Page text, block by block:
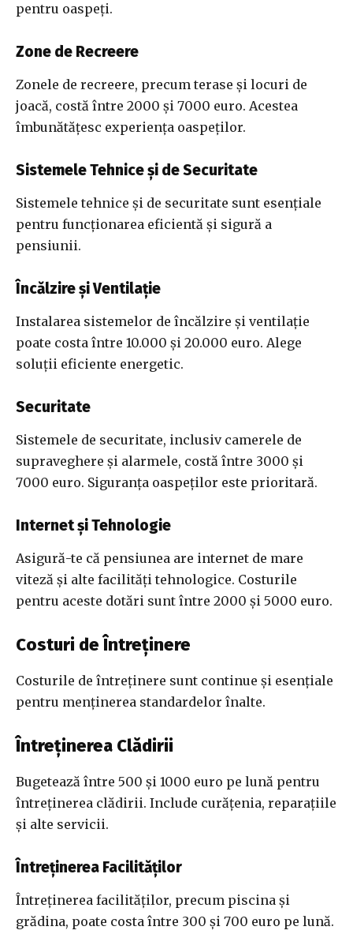
pentru oaspeți.
Zone de Recreere
Zonele de recreere, precum terase și locuri de
joacă, costă între 2000 și 7000 euro. Acestea
îmbunătățesc experiența oaspeților.
Sistemele Tehnice și de Securitate
Sistemele tehnice și de securitate sunt esențiale
pentru funcționarea eficientă și sigură a
pensiunii.
Încălzire și Ventilație
Instalarea sistemelor de încălzire și ventilație
poate costa între 10.000 și 20.000 euro. Alege
soluții eficiente energetic.
Securitate
Sistemele de securitate, inclusiv camerele de
supraveghere și alarmele, costă între 3000 și
7000 euro. Siguranța oaspeților este prioritară.
Internet și Tehnologie
Asigură-te că pensiunea are internet de mare
viteză și alte facilități tehnologice. Costurile
pentru aceste dotări sunt între 2000 și 5000 euro.
Costuri de Întreținere
Costurile de întreținere sunt continue și esențiale
pentru menținerea standardelor înalte.
Întreținerea Clădirii
Bugetează între 500 și 1000 euro pe lună pentru
întreținerea clădirii. Include curățenia, reparațiile
și alte servicii.
Întreținerea Facilităților
Întreținerea facilităților, precum piscina și
grădina, poate costa între 300 și 700 euro pe lună.